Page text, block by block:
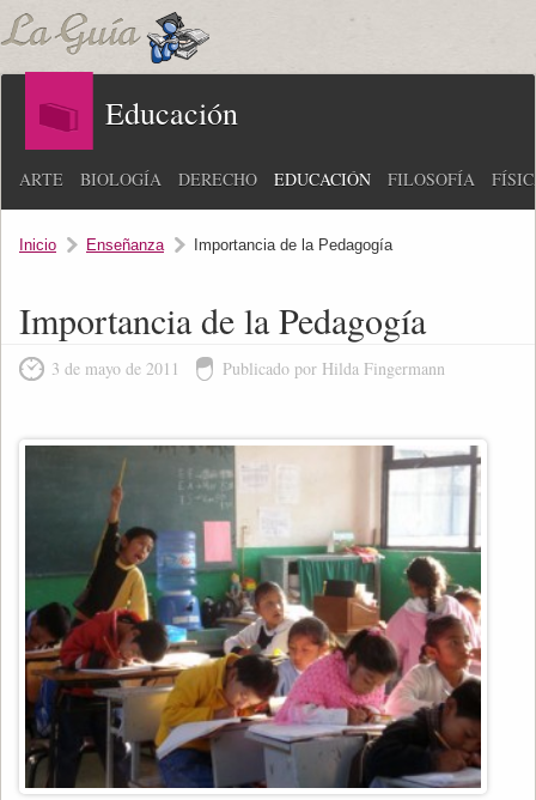
Educación
ARTE BIOLOGÍA DERECHO EDUCACIÓN FILOSOFÍA
Inicio Enseñanza Importancia de la Pedagogía
Importancia de la Pedagogía
3 de mayo de 2011 Publicado por Hilda Fingermann